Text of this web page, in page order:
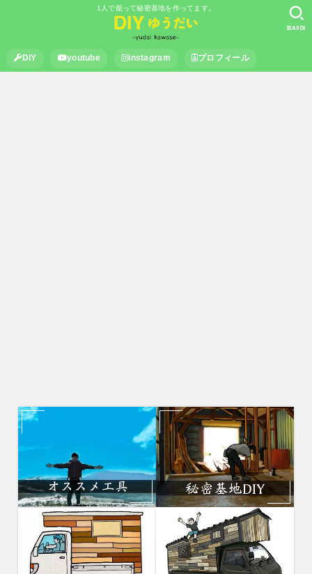
1人で籠って秘密基地を作ってます。
DIY youtube instagram プロフィール
SEARCH